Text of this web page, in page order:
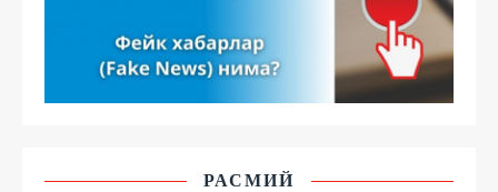
РАСМИЙ